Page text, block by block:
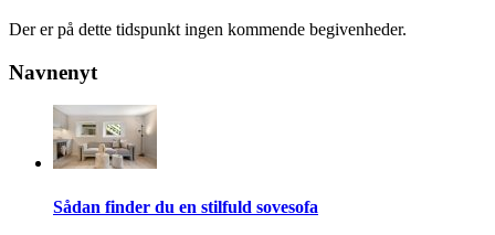
Der er på dette tidspunkt ingen kommende begivenheder.
Navnenyt
Sådan finder du en stilfuld sovesofa